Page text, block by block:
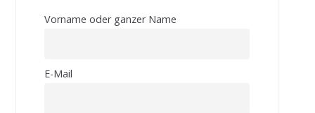
Vorname oder ganzer Name
E-Mail